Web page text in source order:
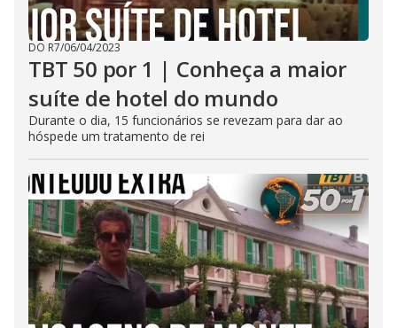
DO R7/06/04/2023
TBT 50 por 1 | Conheça a maior
suíte de hotel do mundo
Durante o dia, 15 funcionários se revezam para dar ao
hóspede um tratamento de rei